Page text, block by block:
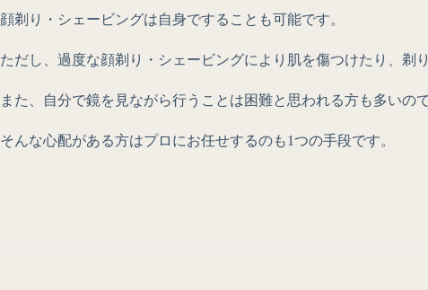
顔剃り・シェービングは自身ですることも可能です。
ただし、過度な顔剃り・シェービングにより肌を傷つけたり、剃
また、自分で鏡を見ながら行うことは困難と思われる方も多いの
そんな心配がある方はプロにお任せするのも1つの手段です。